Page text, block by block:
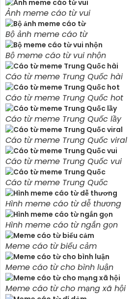
Ảnh meme cáo từ vui
Bộ ảnh meme cáo từ
Bộ meme cáo từ vui nhộn
Cáo từ meme Trung Quốc hài
Cáo từ meme Trung Quốc hot
Cáo từ meme Trung Quốc lầy
Cáo từ meme Trung Quốc viral
Cáo từ meme Trung Quốc vui
Cáo từ meme Trung Quốc
Hình meme cáo từ dễ thương
Hình meme cáo từ ngắn gọn
Meme cáo từ biểu cảm
Meme cáo từ cho bình luận
Meme cáo từ cho mạng xã hội